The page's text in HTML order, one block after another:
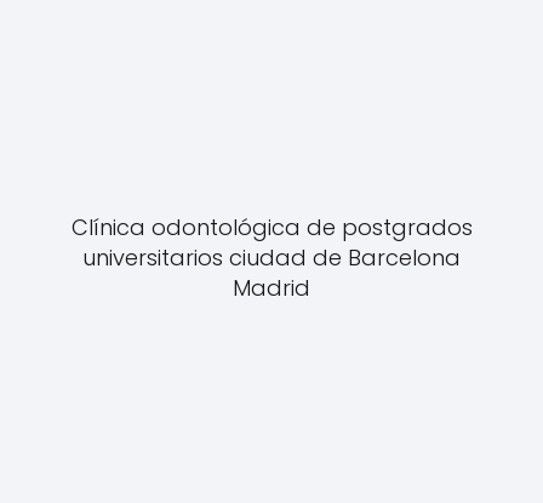
Clínica odontológica de postgrados
universitarios ciudad de Barcelona
Madrid